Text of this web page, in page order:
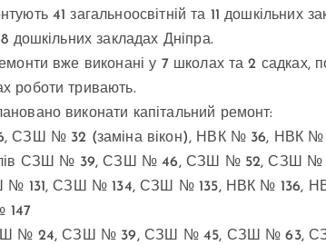
41 загальноосвітній та 11 дошкільних
дошкільних закладах Дніпра.
вже виконані у 7 школах та 2 садках,
роботи тривають.
виконати капітальний ремонт:
СЗШ № 32 (заміна вікон), НВК № 36, НВК №
СЗШ № 39, СЗШ № 46, СЗШ № 52,
№ 131, СЗШ № 134, СЗШ № 135, НВК № 136,
СЗШ № 24, СЗШ № 39, СЗШ № 45, СЗШ № 63,